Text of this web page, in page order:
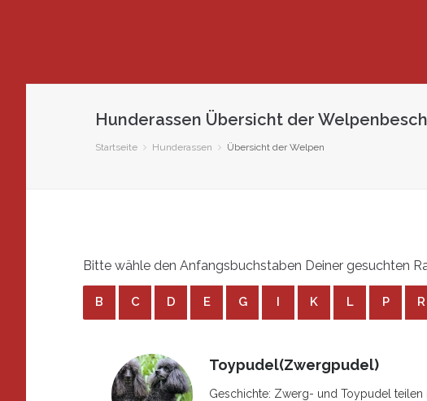
Hunderassen Übersicht der
Startseite Hunderassen Übersicht der Welpen
Bitte wähle den Anfangsbuchstaben Deiner gesuchten
B C D E G I K L P R
Toypudel(Zwergpudel)
Geschichte: Zwerg- und Toypudel teilen